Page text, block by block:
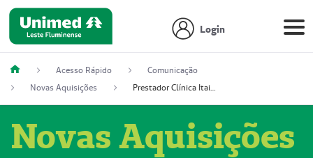
Login
Acesso Rápido
Comunicação
Novas Aquisições
Prestador Clínica Itaipú Ltda (51004348-2)
Novas Aquisições